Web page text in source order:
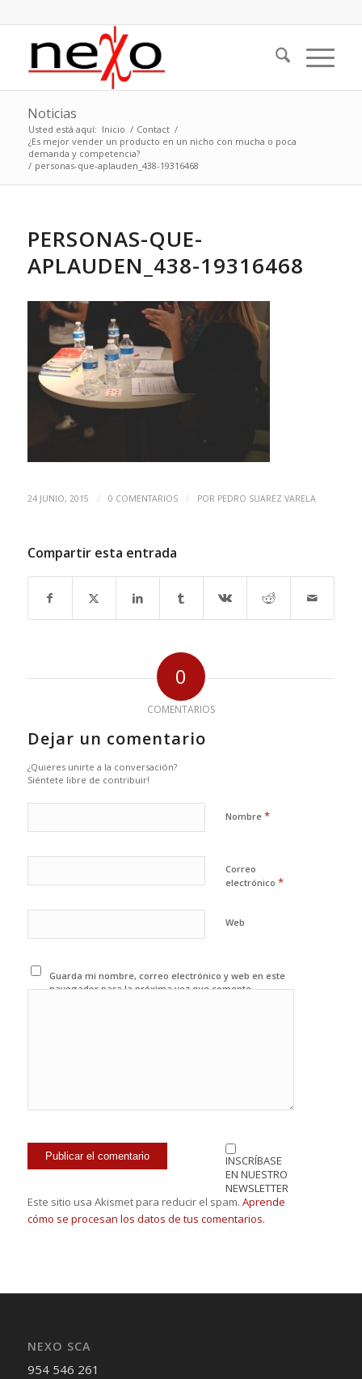
Noticias
Usted está aquí: Inicio / Contact /
¿Es mejor vender un producto en un nicho con mucha o poca
demanda y competencia?
/ personas-que-aplauden_438-19316468
PERSONAS-QUE-
APLAUDEN_438-19316468
24 JUNIO, 2015 / 0 COMENTARIOS / POR PEDRO SUAREZ VARELA
Compartir esta entrada
0
COMENTARIOS
Dejar un comentario
¿Quieres unirte a la conversación?
Siéntete libre de contribuir!
Nombre *
Correo
electrónico *
Web
Guarda mi nombre, correo electrónico y web en este
navegador para la próxima vez que comente.
INSCRÍBASE
EN NUESTRO
NEWSLETTER
Este sitio usa Akismet para reducir el spam. Aprende
cómo se procesan los datos de tus comentarios.
NEXO SCA
954 546 261